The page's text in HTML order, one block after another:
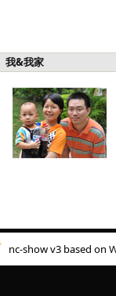
我&我家
nc-show v3 based on